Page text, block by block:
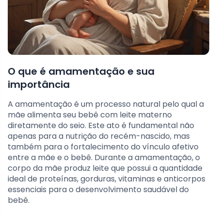
O que é amamentação e sua
importância
A amamentação é um processo natural pelo qual a
mãe alimenta seu bebê com leite materno
diretamente do seio. Este ato é fundamental não
apenas para a nutrição do recém-nascido, mas
também para o fortalecimento do vínculo afetivo
entre a mãe e o bebê. Durante a amamentação, o
corpo da mãe produz leite que possui a quantidade
ideal de proteínas, gorduras, vitaminas e anticorpos
essenciais para o desenvolvimento saudável do
bebê.